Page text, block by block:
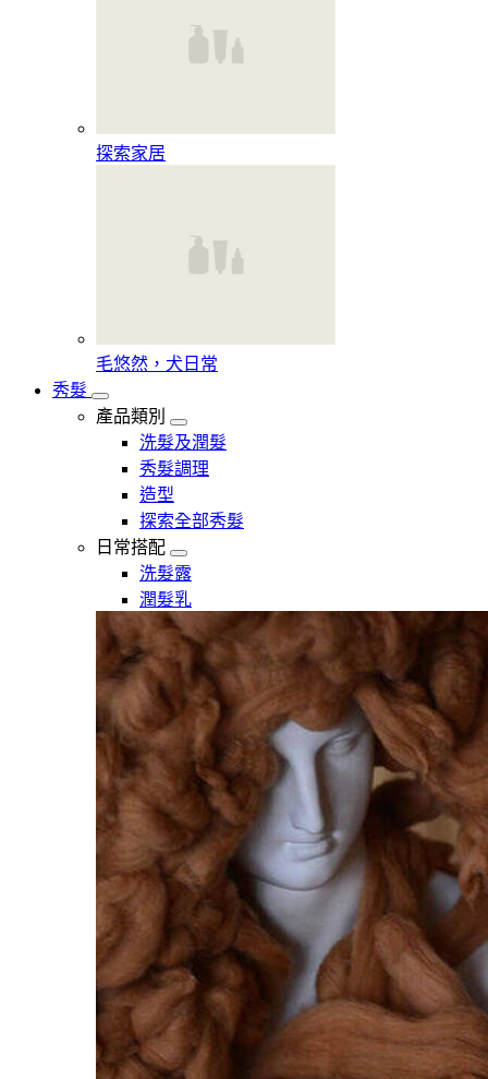
探索家居
毛悠然，犬日常
秀髮
產品類別
洗髮及潤髮
秀髮調理
造型
探索全部秀髮
日常搭配
洗髮露
潤髮乳